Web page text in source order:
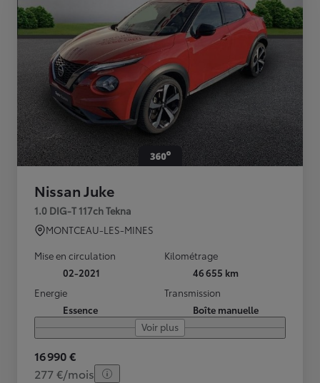
Nissan Juke
1.0 DIG-T 117ch Tekna
MONTCEAU-LES-MINES
Mise en circulation
02-2021
Kilométrage
46 655 km
Energie
Essence
Transmission
Boîte manuelle
Voir plus
16 990 €
277 €/mois